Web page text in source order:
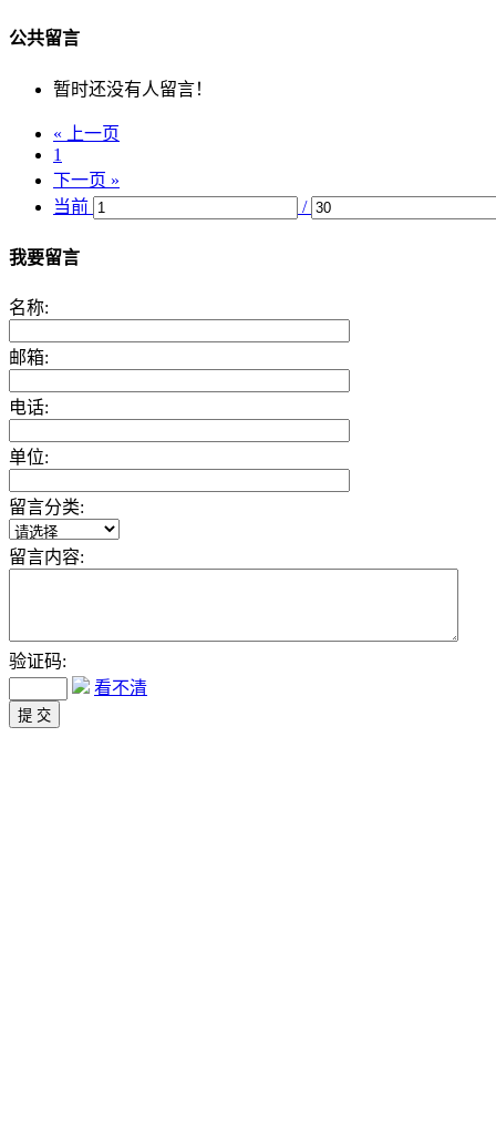
公共留言
暂时还没有人留言！
« 上一页
1
下一页 »
当前
/
我要留言
名称:
邮箱:
电话:
单位:
留言分类:
留言内容:
验证码:
看不清